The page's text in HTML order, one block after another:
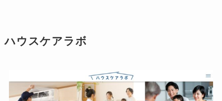
ハウスケアラボ